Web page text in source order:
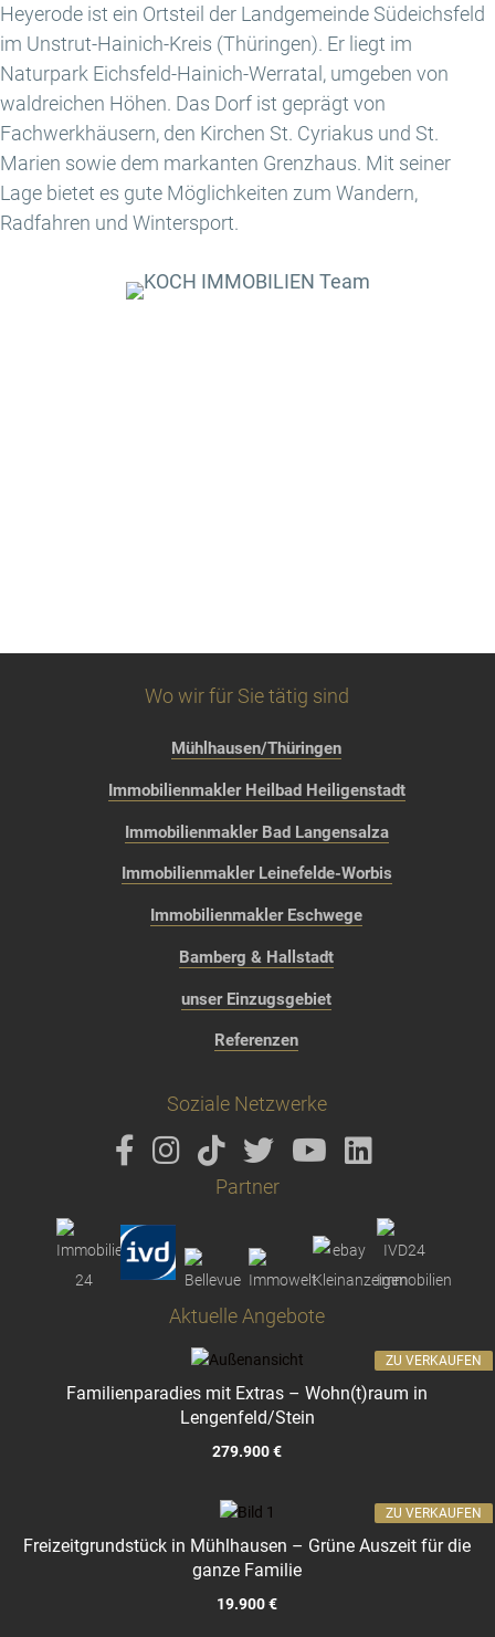
Heyerode ist ein Ortsteil der Landgemeinde Südeichsfeld
im Unstrut-Hainich-Kreis (Thüringen). Er liegt im
Naturpark Eichsfeld-Hainich-Werratal, umgeben von
waldreichen Höhen. Das Dorf ist geprägt von
Fachwerkhäusern, den Kirchen St. Cyriakus und St.
Marien sowie dem markanten Grenzhaus. Mit seiner
Lage bietet es gute Möglichkeiten zum Wandern,
Radfahren und Wintersport.
Wo wir für Sie tätig sind
Mühlhausen/Thüringen
Immobilienmakler Heilbad Heiligenstadt
Immobilienmakler Bad Langensalza
Immobilienmakler Leinefelde-Worbis
Immobilienmakler Eschwege
Bamberg & Hallstadt
unser Einzugsgebiet
Referenzen
Soziale Netzwerke
Partner
Aktuelle Angebote
Familienparadies mit Extras – Wohn(t)raum in
Lengenfeld/Stein
279.900 €
ZU VERKAUFEN
Freizeitgrundstück in Mühlhausen – Grüne Auszeit für die
ganze Familie
19.900 €
ZU VERKAUFEN